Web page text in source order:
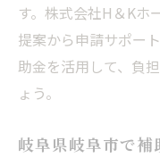
す。株式会社H＆Kホ
提案から申請サポー
助金を活用して、負
ょう。
岐阜県岐阜市で